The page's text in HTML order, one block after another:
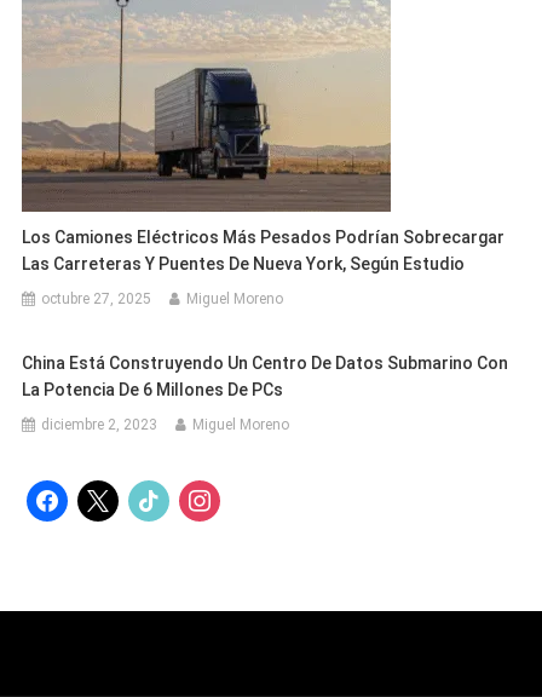
Los Camiones Eléctricos Más Pesados Podrían Sobrecargar
Las Carreteras Y Puentes De Nueva York, Según Estudio
octubre 27, 2025 Miguel Moreno
China Está Construyendo Un Centro De Datos Submarino Con
La Potencia De 6 Millones De PCs
diciembre 2, 2023 Miguel Moreno
facebook
x tiktok instagram